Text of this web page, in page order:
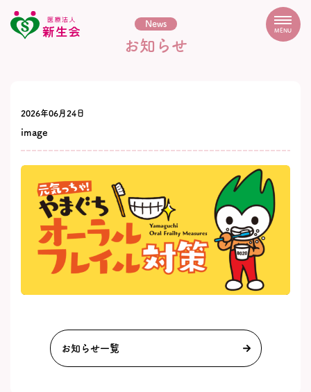
MENU
News
お知らせ
2026年06月24日
image
お知らせ一覧